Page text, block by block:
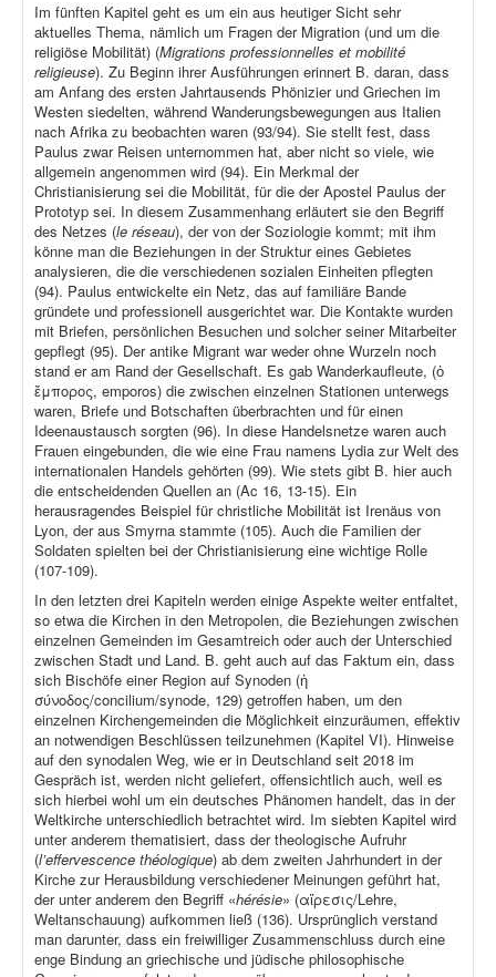
Im fünften Kapitel geht es um ein aus heutiger Sicht sehr
aktuelles Thema, nämlich um Fragen der Migration (und um die
religiöse Mobilität) (Migrations professionnelles et mobilité
religieuse). Zu Beginn ihrer Ausführungen erinnert B. daran, dass
am Anfang des ersten Jahrtausends Phönizier und Griechen im
Westen siedelten, während Wanderungsbewegungen aus Italien
nach Afrika zu beobachten waren (93/94). Sie stellt fest, dass
Paulus zwar Reisen unternommen hat, aber nicht so viele, wie
allgemein angenommen wird (94). Ein Merkmal der
Christianisierung sei die Mobilität, für die der Apostel Paulus der
Prototyp sei. In diesem Zusammenhang erläutert sie den Begriff
des Netzes (le réseau), der von der Soziologie kommt; mit ihm
könne man die Beziehungen in der Struktur eines Gebietes
analysieren, die die verschiedenen sozialen Einheiten pflegten
(94). Paulus entwickelte ein Netz, das auf familiäre Bande
gründete und professionell ausgerichtet war. Die Kontakte wurden
mit Briefen, persönlichen Besuchen und solcher seiner Mitarbeiter
gepflegt (95). Der antike Migrant war weder ohne Wurzeln noch
stand er am Rand der Gesellschaft. Es gab Wanderkaufleute, (ὁ
ἔμπορος, emporos) die zwischen einzelnen Stationen unterwegs
waren, Briefe und Botschaften überbrachten und für einen
Ideenaustausch sorgten (96). In diese Handelsnetze waren auch
Frauen eingebunden, die wie eine Frau namens Lydia zur Welt des
internationalen Handels gehörten (99). Wie stets gibt B. hier auch
die entscheidenden Quellen an (Ac 16, 13-15). Ein
herausragendes Beispiel für christliche Mobilität ist Irenäus von
Lyon, der aus Smyrna stammte (105). Auch die Familien der
Soldaten spielten bei der Christianisierung eine wichtige Rolle
(107-109).
In den letzten drei Kapiteln werden einige Aspekte weiter entfaltet,
so etwa die Kirchen in den Metropolen, die Beziehungen zwischen
einzelnen Gemeinden im Gesamtreich oder auch der Unterschied
zwischen Stadt und Land. B. geht auch auf das Faktum ein, dass
sich Bischöfe einer Region auf Synoden (ἡ
σύνοδος/concilium/synode, 129) getroffen haben, um den
einzelnen Kirchengemeinden die Möglichkeit einzuräumen, effektiv
an notwendigen Beschlüssen teilzunehmen (Kapitel VI). Hinweise
auf den synodalen Weg, wie er in Deutschland seit 2018 im
Gespräch ist, werden nicht geliefert, offensichtlich auch, weil es
sich hierbei wohl um ein deutsches Phänomen handelt, das in der
Weltkirche unterschiedlich betrachtet wird. Im siebten Kapitel wird
unter anderem thematisiert, dass der theologische Aufruhr
(l’effervescence théologique) ab dem zweiten Jahrhundert in der
Kirche zur Herausbildung verschiedener Meinungen geführt hat,
der unter anderem den Begriff «hérésie» (αἵρεσις/Lehre,
Weltanschauung) aufkommen ließ (136). Ursprünglich verstand
man darunter, dass ein freiwilliger Zusammenschluss durch eine
enge Bindung an griechische und jüdische philosophische